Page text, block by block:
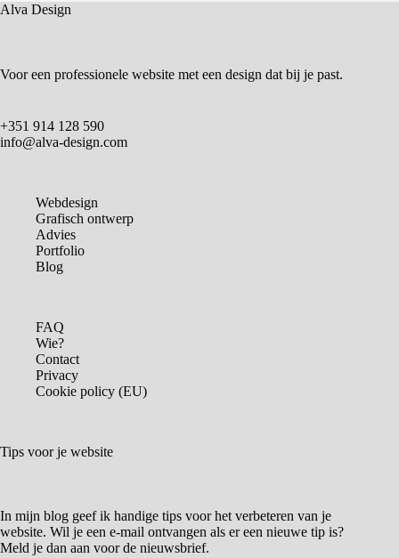
Alva Design
Voor een professionele website met een design dat bij je past.
+351 914 128 590
info@alva-design.com
Webdesign
Grafisch ontwerp
Advies
Portfolio
Blog
FAQ
Wie?
Contact
Privacy
Cookie policy (EU)
Tips voor je website
In mijn blog geef ik handige tips voor het verbeteren van je
website. Wil je een e-mail ontvangen als er een nieuwe tip is?
Meld je dan aan voor de nieuwsbrief.